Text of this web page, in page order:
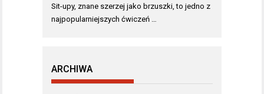
Sit-upy, znane szerzej jako brzuszki, to jedno z
najpopularniejszych ćwiczeń …
ARCHIWA